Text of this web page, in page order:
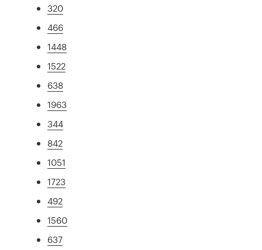
320
466
1448
1522
638
1963
344
842
1051
1723
492
1560
637